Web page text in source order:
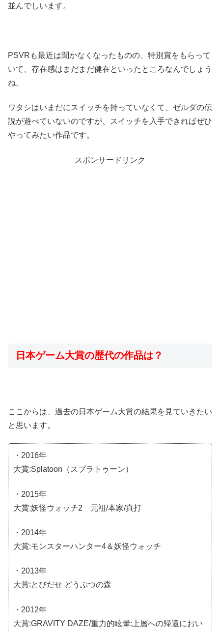
並んでしいます。
PSVRも最近は聞かなくなったものの、特別賞をもらって
いて、存在感はまだまだ健在といったところなんでしょう
ね。
ワタシはいまだにスイッチを持っていなくて、ゼルダの伝
説が遊べていないのですが、スイッチを入手できればぜひ
やってみたい作品です。
スポンサードリンク
日本ゲーム大賞の歴代の作品は？
ここからは、過去の日本ゲーム大賞の結果を見ていきたい
と思います。
・2016年
大賞:Splatoon（スプラトゥーン）
・2015年
大賞:妖怪ウォッチ2 元祖/本家/真打
・2014年
大賞:モンスターハンター4＆妖怪ウォッチ
・2013年
大賞:とびだせ どうぶつの森
・2012年
大賞:GRAVITY DAZE/重力的眩暈:上層への帰還におい